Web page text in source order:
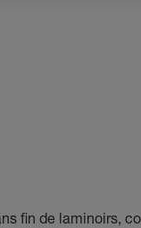
fin de laminoirs,